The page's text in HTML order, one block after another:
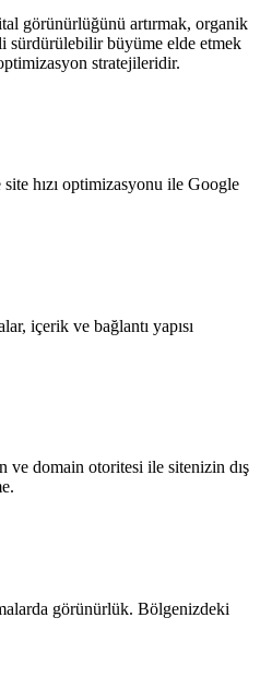
görünürlüğünü artırmak, organik
sürdürülebilir büyüme elde etmek
stratejileridir.
hızı optimizasyonu ile Google
içerik ve bağlantı yapısı
ve domain otoritesi ile sitenizin dış
görünürlük. Bölgenizdeki